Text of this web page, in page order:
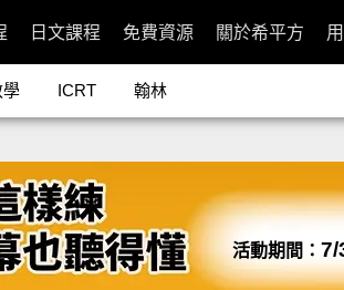
日文課程 免費資源 關於希平方
學 ICRT 翰林
活動期間： 7/